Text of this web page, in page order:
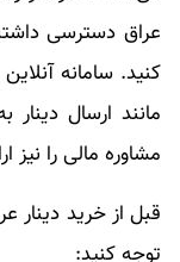
عراق دسترسی
کنید. سامانه
مانند ارسال دینار
مشاوره مالی را نیز
قبل از خرید دینار
توجه کنید: